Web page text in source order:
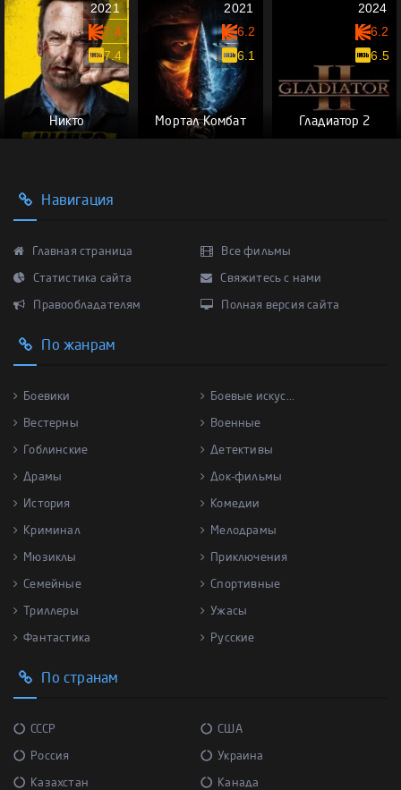
Никто
2021
7.4
7.4
Мортал Комбат
2021
6.2
6.1
Гладиатор 2
2024
6.2
6.5
Навигация
Главная страница Все фильмы
Статистика сайта Свяжитесь с нами
Правообладателям Полная версия сайта
По жанрам
Боевики Боевые искус...
Вестерны Военные
Гоблинские Детективы
Драмы Док-фильмы
История Комедии
Криминал Мелодрамы
Мюзиклы Приключения
Семейные Спортивные
Триллеры Ужасы
Фантастика Русские
По странам
СССР США
Россия Украина
Казахстан Канада